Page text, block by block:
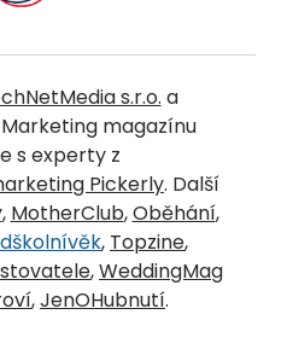
s.r.o. a
magazínu
s experty z
Pickerly. Další
, MotherClub,Oběhání,
, Topzine,
,WeddingMag
,JenOHubnutí.